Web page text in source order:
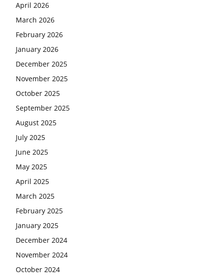
April 2026
March 2026
February 2026
January 2026
December 2025
November 2025
October 2025
September 2025
August 2025
July 2025
June 2025
May 2025
April 2025
March 2025
February 2025
January 2025
December 2024
November 2024
October 2024